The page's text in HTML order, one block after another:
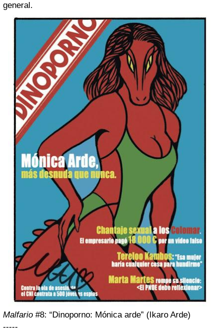
general.
Malfario #8: “Dinoporno: Mónica arde” (Ikaro Arde)
-----